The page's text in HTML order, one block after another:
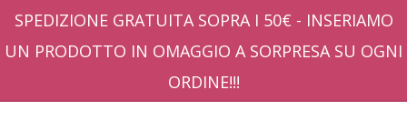
SPEDIZIONE GRATUITA SOPRA I 50€ - INSERIAMO
UN PRODOTTO IN OMAGGIO A SORPRESA SU OGNI
ORDINE!!!